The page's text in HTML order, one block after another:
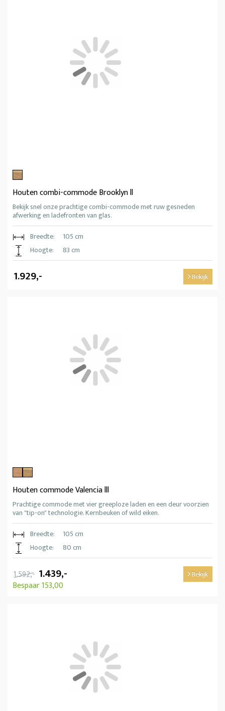
Houten combi-commode Brooklyn ll
Bekijk snel onze prachtige combi-commode met ruw gesneden
afwerking en ladefronten van glas.
Breedte:
105 cm
Hoogte:
83 cm
1.929,- Bekijk
Houten commode Valencia lll
Prachtige commode met vier greeploze laden en een deur voorzien
van "tip-on" technologie. Kernbeuken of wild eiken.
Breedte:
105 cm
Hoogte:
80 cm
1.592,- 1.439,-
Bespaar 153,00
Bekijk